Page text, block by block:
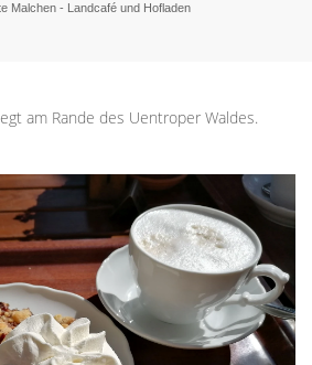
Malchen - Landcafé und Hofladen
am Rande des Uentroper Waldes.